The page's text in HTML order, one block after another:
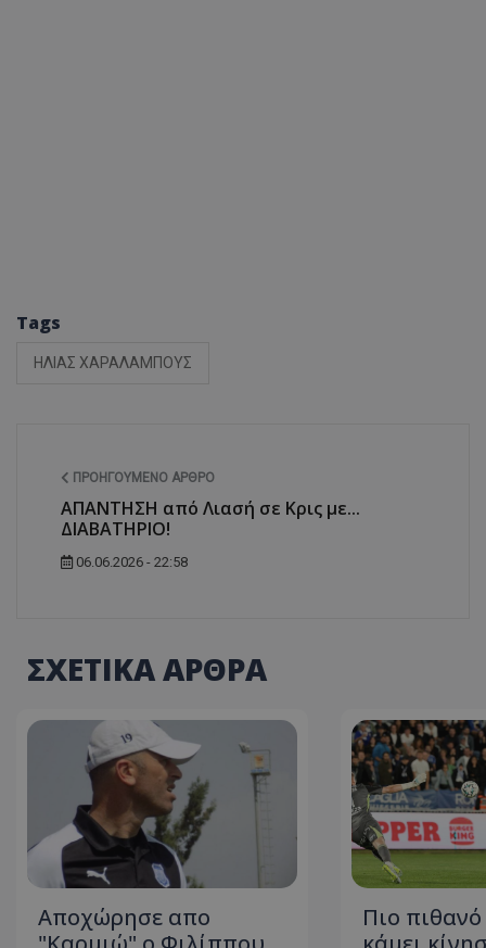
Tags
ΗΛΙΑΣ ΧΑΡΑΛΑΜΠΟΥΣ
ΠΡΟΗΓΟΎΜΕΝΟ ΆΡΘΡΟ
ΑΠΑΝΤΗΣΗ από Λιασή σε Κρις με...
ΔΙΑΒΑΤΗΡΙΟ!
06.06.2026 - 22:58
ΣΧΕΤΙΚΑ ΑΡΘΡΑ
Aποχώρησε απο
Πιο